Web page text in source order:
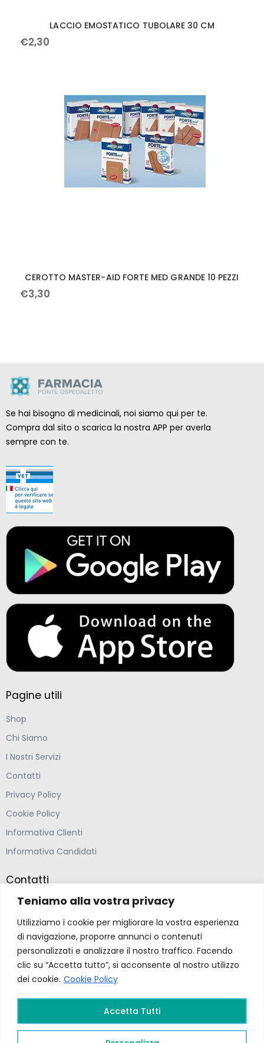
Teniamo alla vostra privacy
Utilizziamo i cookie per migliorare la vostra esperienza
di navigazione, proporre annunci o contenuti
personalizzati e analizzare il nostro traffico. Facendo
clic su “Accetta tutto”, si acconsente al nostro utilizzo
dei cookie. Cookie Policy
Accetta Tutti
LACCIO EMOSTATICO TUBOLARE 30 CM
€2,30
CEROTTO MASTER-AID FORTE MED GRANDE 10 PEZZI
€3,30
Se hai bisogno di medicinali, noi siamo qui per te.
Compra dal sito o scarica la nostra APP per averla
sempre con te.
Pagine utili
Shop
Chi Siamo
I Nostri Servizi
Contatti
Privacy Policy
Cookie Policy
Informativa Clienti
Informativa Candidati
Contatti
Farmacia Ponte Ospedaletto S.N.C
Via della Solidarietà 2,
47020 Longiano, Forlì-Cesena
farmacia@ponteospedaletto.it
Farmacia Ponte Ospedaletto 2026. Tutti diritti